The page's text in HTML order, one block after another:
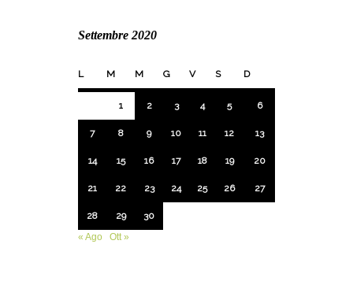
Settembre 2020
L M M G V S D
1 2 3 4 5 6
7 8 9 10 11 12 13
14 15 16 17 18 19 20
21 22 23 24 25 26 27
28 29
30
« Ago
Ott »